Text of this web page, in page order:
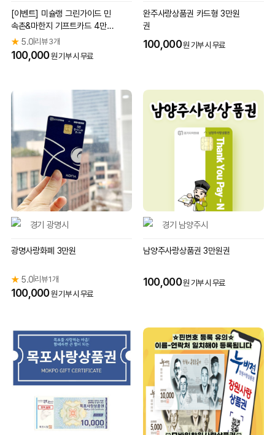
[이벤트] 미슐랭 그린가이드 민
속촌&마한지 기프트카드 4만원
권(3만원+1만원)
★5.0 리뷰 3개
100,000원 기부 시 무료
완주사랑상품권 카드형 3만원
권
100,000원 기부 시 무료
경기 광명시
광명사랑화폐 3만원
★5.0 리뷰 1개
100,000원 기부 시 무료
경기 남양주시
남양주사랑상품권 3만원권
100,000원 기부 시 무료